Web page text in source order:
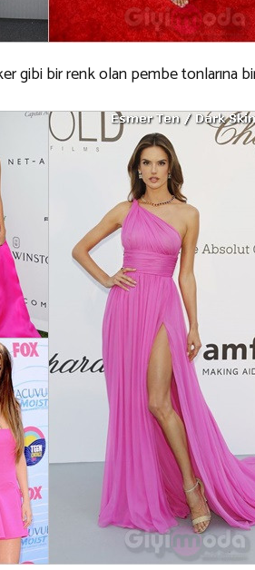
gibi bir renk olan pembe tonlarına